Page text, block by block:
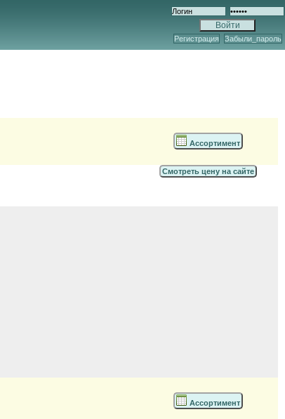
Регистрация Забыли_пароль
Ассортимент
Смотреть цену на сайте
Ассортимент